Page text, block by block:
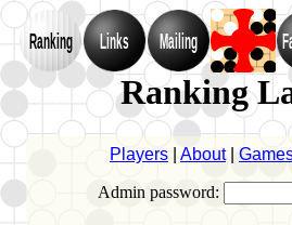
Ranking Links Mailing
Ranking
Players About|
Admin password: